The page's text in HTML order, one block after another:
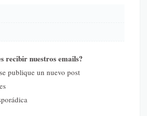
recibir nuestros emails?
publique un nuevo post